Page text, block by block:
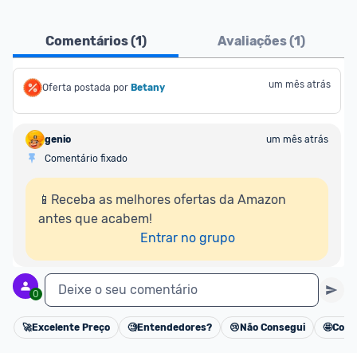
Comentários (1) Avaliações (1)
Oferta postada por Betany um mês atrás
genio
um mês atrás
Comentário fixado
📱Receba as melhores ofertas da Amazon
antes que acabem!
Entrar no grupo
0 Deixe o seu comentário
Cancelar
🚀Excelente Preço 🧐Entendedores? 😢 Não Consegui 🤩